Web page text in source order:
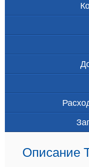
Описание